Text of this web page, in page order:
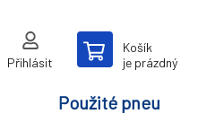
Přihlásit
Košík
je prázdný
Použité pneu